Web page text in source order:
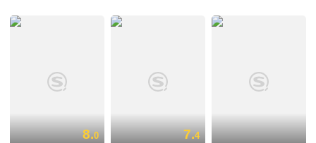
8.0 7.4